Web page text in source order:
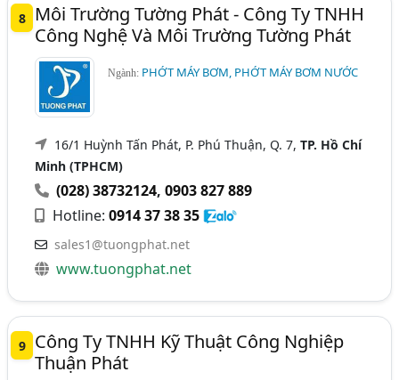
8
Môi Trường Tường Phát - Công Ty TNHH
Công Nghệ Và Môi Trường Tường Phát
Ngành: PHỚT MÁY BƠM, PHỚT MÁY BƠM NƯỚC
16/1 Huỳnh Tấn Phát, P. Phú Thuận, Q. 7,TP. Hồ Chí
Minh (TPHCM)
(028) 38732124,0903 827 889
Hotline:0914 37 38 35
sales1@tuongphat.net
www.tuongphat.net
9
Công Ty TNHH Kỹ Thuật Công Nghiệp
Thuận Phát